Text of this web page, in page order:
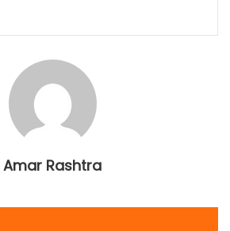
Amar Rashtra